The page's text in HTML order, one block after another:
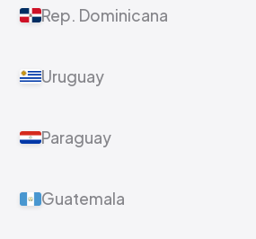
Rep. Dominicana
Uruguay
Paraguay
Guatemala